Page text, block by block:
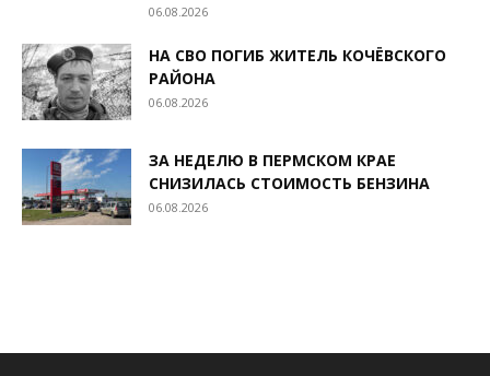
06.08.2026
НА СВО ПОГИБ ЖИТЕЛЬ КОЧЁВСКОГО
РАЙОНА
06.08.2026
ЗА НЕДЕЛЮ В ПЕРМСКОМ КРАЕ
СНИЗИЛАСЬ СТОИМОСТЬ БЕНЗИНА
06.08.2026